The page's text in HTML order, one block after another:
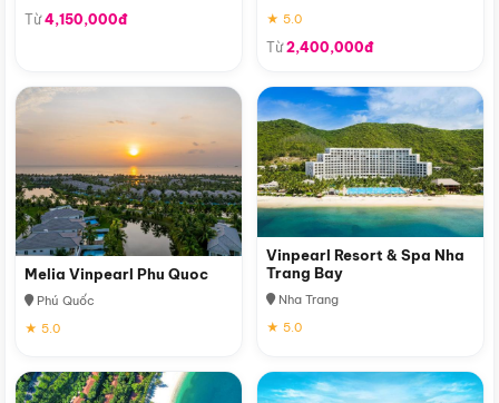
Từ4,150,000đ
★ 5.0
Từ2,400,000đ
Melia Vinpearl Phu Quoc
Phú Quốc
★ 5.0
Vinpearl Resort & Spa Nha
Trang Bay
Nha Trang
★ 5.0